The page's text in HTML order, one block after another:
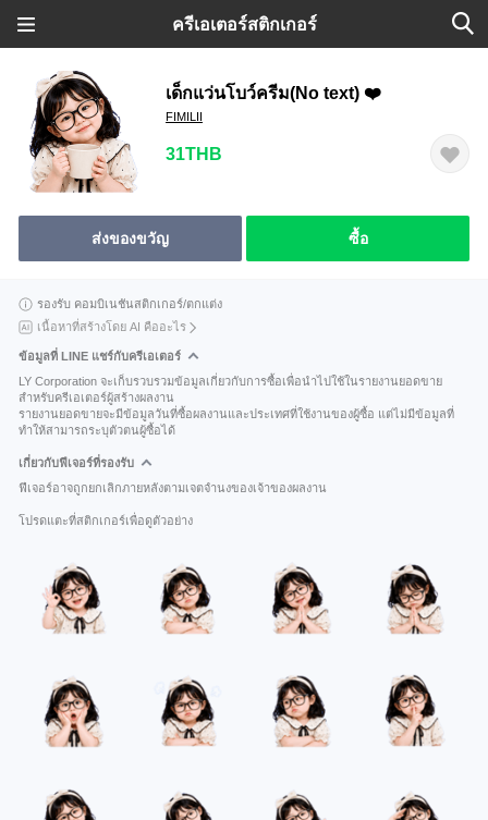
ครีเอเตอร์สติกเกอร์
เด็กแว่นโบว์ครีม(No text) ❤️
FIMILII
31THB
ส่งของขวัญ ซื้อ
รองรับ คอมบิเนชันสติกเกอร์/ตกแต่ง
เนื้อหาที่สร้างโดย AI คืออะไร
ข้อมูลที่ LINE แชร์กับครีเอเตอร์
LY Corporation จะเก็บรวบรวมข้อมูลเกี่ยวกับการซื้อเพื่อนำไปใช้ในรายงานยอดขาย
สำหรับครีเอเตอร์ผู้สร้างผลงาน
รายงานยอดขายจะมีข้อมูลวันที่ซื้อผลงานและประเทศที่ใช้งานของผู้ซื้อ แต่ไม่มีข้อมูลที่
ทำให้สามารถระบุตัวตนผู้ซื้อได้
เกี่ยวกับฟีเจอร์ที่รองรับ
ฟีเจอร์อาจถูกยกเลิกภายหลังตามเจตจำนงของเจ้าของผลงาน
โปรดแตะที่สติกเกอร์เพื่อดูตัวอย่าง